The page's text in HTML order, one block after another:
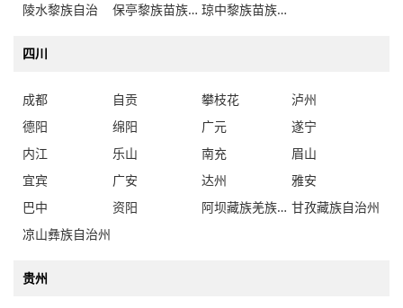
陵水黎族自治
保亭黎族苗族自治 琼中黎族苗族自治
四川
成都 自贡 攀枝花
泸州
德阳
绵阳 广元
遂宁
内江
乐山 南充
眉山
宜宾
广安 达州
雅安
巴中
资阳 阿坝藏族羌族自治州 甘孜藏族自治州
凉山彝族自治州
贵州